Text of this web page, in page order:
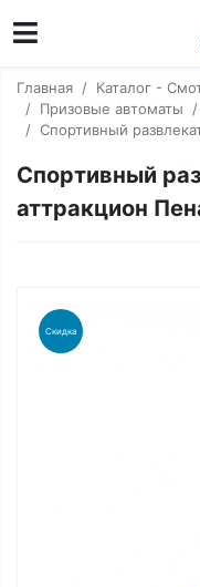
Главная
Каталог -
Призовые автоматы
Спортивный
Спортивный
аттракцион
Скидка